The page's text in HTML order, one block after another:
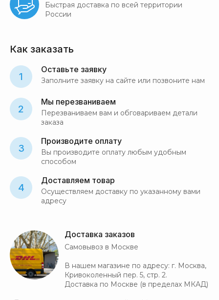
Быстрая доставка по всей территории
России
Как заказать
1
Оставьте заявку
Заполните заявку на сайте или позвоните нам
2
Мы перезваниваем
Перезваниваем вам и обговариваем детали
заказа
3
Производите оплату
Вы производите оплату любым удобным
способом
4
Доставляем товар
Осуществляем доставку по указанному вами
адресу
Доставка заказов
Самовывоз в Москве
В нашем магазине по адресу: г. Москва,
Кривоколенный пер. 5, стр. 2.
Доставка по Москве (в пределах МКАД)